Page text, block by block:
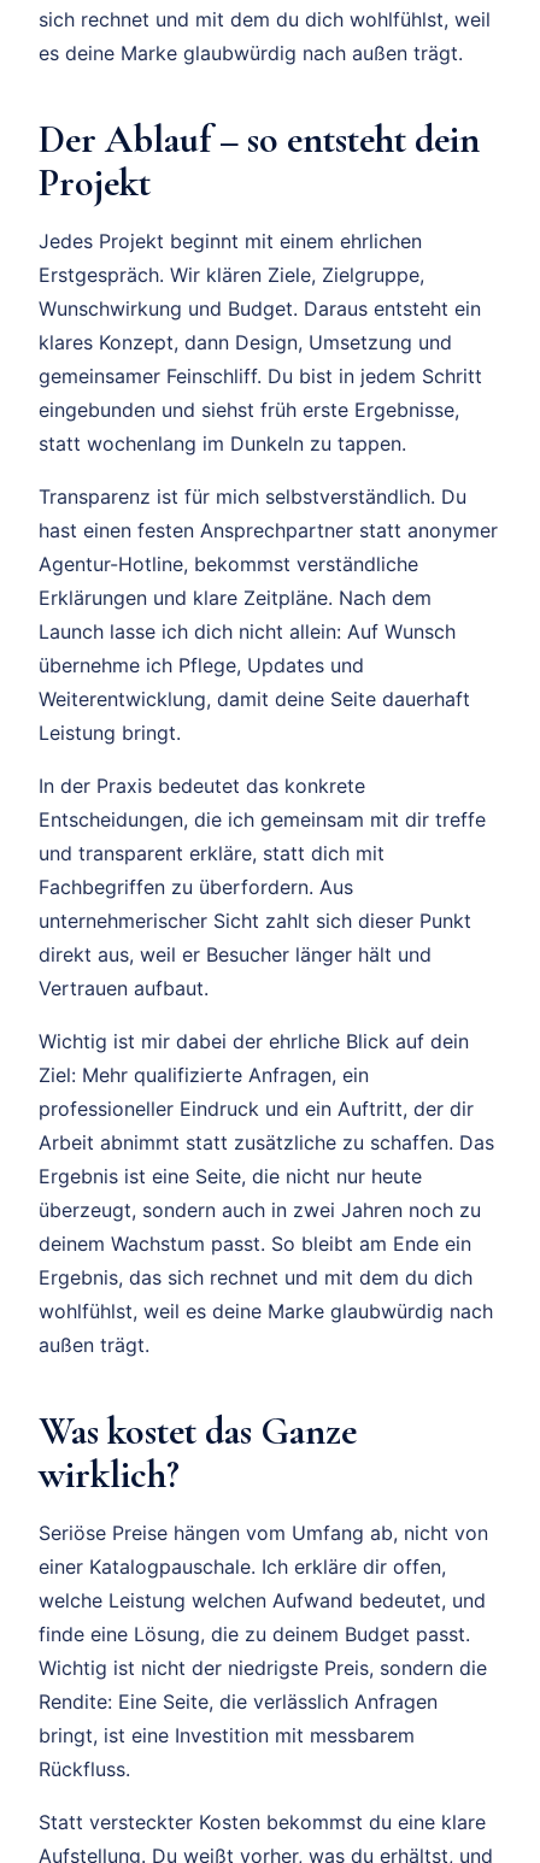
sich rechnet und mit dem du dich wohlfühlst, weil
es deine Marke glaubwürdig nach außen trägt.
Der Ablauf – so entsteht dein
Projekt
Jedes Projekt beginnt mit einem ehrlichen
Erstgespräch. Wir klären Ziele, Zielgruppe,
Wunschwirkung und Budget. Daraus entsteht ein
klares Konzept, dann Design, Umsetzung und
gemeinsamer Feinschliff. Du bist in jedem Schritt
eingebunden und siehst früh erste Ergebnisse,
statt wochenlang im Dunkeln zu tappen.
Transparenz ist für mich selbstverständlich. Du
hast einen festen Ansprechpartner statt anonymer
Agentur-Hotline, bekommst verständliche
Erklärungen und klare Zeitpläne. Nach dem
Launch lasse ich dich nicht allein: Auf Wunsch
übernehme ich Pflege, Updates und
Weiterentwicklung, damit deine Seite dauerhaft
Leistung bringt.
In der Praxis bedeutet das konkrete
Entscheidungen, die ich gemeinsam mit dir treffe
und transparent erkläre, statt dich mit
Fachbegriffen zu überfordern. Aus
unternehmerischer Sicht zahlt sich dieser Punkt
direkt aus, weil er Besucher länger hält und
Vertrauen aufbaut.
Wichtig ist mir dabei der ehrliche Blick auf dein
Ziel: Mehr qualifizierte Anfragen, ein
professioneller Eindruck und ein Auftritt, der dir
Arbeit abnimmt statt zusätzliche zu schaffen. Das
Ergebnis ist eine Seite, die nicht nur heute
überzeugt, sondern auch in zwei Jahren noch zu
deinem Wachstum passt. So bleibt am Ende ein
Ergebnis, das sich rechnet und mit dem du dich
wohlfühlst, weil es deine Marke glaubwürdig nach
außen trägt.
Was kostet das Ganze
wirklich?
Seriöse Preise hängen vom Umfang ab, nicht von
einer Katalogpauschale. Ich erkläre dir offen,
welche Leistung welchen Aufwand bedeutet, und
finde eine Lösung, die zu deinem Budget passt.
Wichtig ist nicht der niedrigste Preis, sondern die
Rendite: Eine Seite, die verlässlich Anfragen
bringt, ist eine Investition mit messbarem
Rückfluss.
Statt versteckter Kosten bekommst du eine klare
Aufstellung. Du weißt vorher, was du erhältst, und